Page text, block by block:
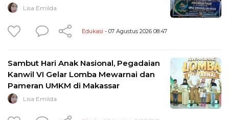
Lisa Emilda
Edukasi - 07 Agustus 2026 08:47
Sambut Hari Anak Nasional, Pegadaian
Kanwil VI Gelar Lomba Mewarnai dan
Pameran UMKM di Makassar
Lisa Emilda